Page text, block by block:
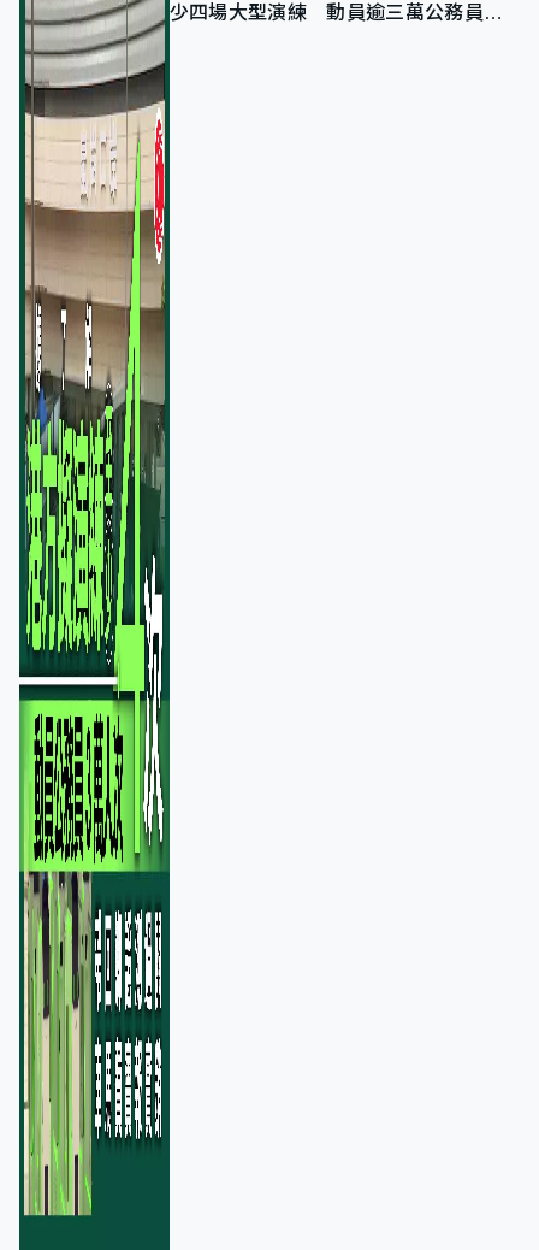
少四場大型演練 動員逾三萬公務員人